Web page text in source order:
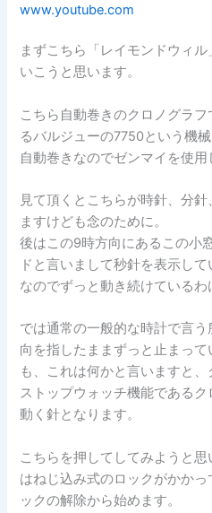
www.youtube.com
まずこちら「レイモンドウィ
いこうと思います。
こちら自動巻きのクロノグラ
るバルジューの7750という機
自動巻きなのでゼンマイを使用
見て頂くとこちらが時針、分
ますけども念のために。
後はこの9時方向にあるこの小
ドと言いまして秒針を表示して
なのでずっと動き続けているわ
では通常の一般的な時計で言
向を指したままずっと止まっ
も、これは何かと言いますと
ストップウォッチ機能である
動く針となります。
こちらを押してしてみようと
はねじ込み式のロックがかか
ックの解除から始めます。